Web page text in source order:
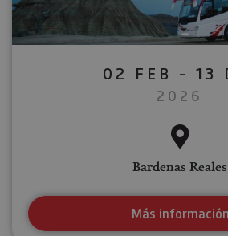
02 FEB - 13
2026
Bardenas Reales
Más información